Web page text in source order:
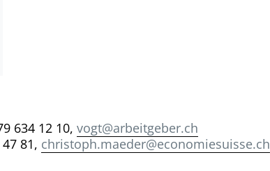
634 12 10, vogt@arbeitgeber.ch
81, christoph.maeder@economiesuisse.ch